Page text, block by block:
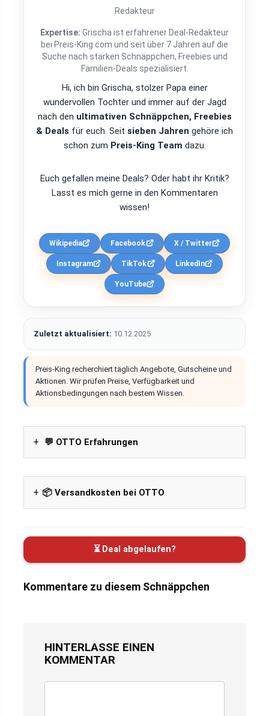
Redakteur
Expertise: Grischa ist erfahrener Deal-Redakteur
bei Preis-King.com und seit über 7 Jahren auf die
Suche nach starken Schnäppchen, Freebies und
Familien-Deals spezialisiert.
Hi, ich bin Grischa, stolzer Papa einer
wundervollen Tochter und immer auf der Jagd
nach den ultimativen Schnäppchen, Freebies
& Deals für euch. Seit sieben Jahren gehöre ich
schon zum Preis-King Team dazu.
Euch gefallen meine Deals? Oder habt ihr Kritik?
Lasst es mich gerne in den Kommentaren
wissen!
Wikipedia Facebook X / Twitter
Instagram TikTok LinkedIn
YouTube
Zuletzt aktualisiert: 10.12.2025
Preis-King recherchiert täglich Angebote, Gutscheine und
Aktionen. Wir prüfen Preise, Verfügbarkeit und
Aktionsbedingungen nach bestem Wissen.
💬 OTTO Erfahrungen
📦 Versandkosten bei OTTO
⏳ Deal abgelaufen?
Kommentare zu diesem Schnäppchen
HINTERLASSE EINEN
KOMMENTAR